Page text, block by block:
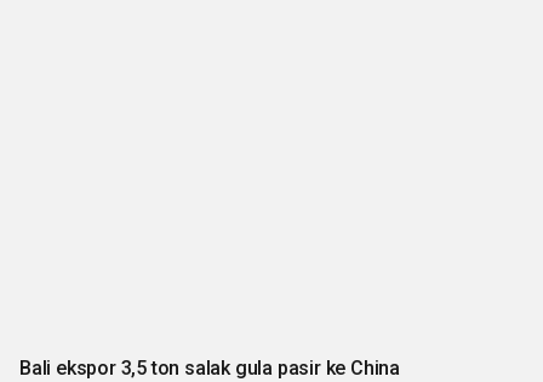
Bali ekspor 3,5 ton salak gula pasir ke China